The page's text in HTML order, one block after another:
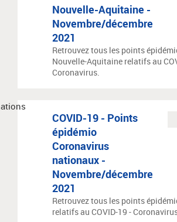
Nouvelle-Aquitaine -
Novembre/décembre
2021
Retrouvez tous les points
Nouvelle-Aquitaine relatifs au
Coronavirus.
COVID-19 - Points
épidémio
Coronavirus
nationaux -
Novembre/décembre
2021
Retrouvez tous les points
relatifs au COVID-19 -